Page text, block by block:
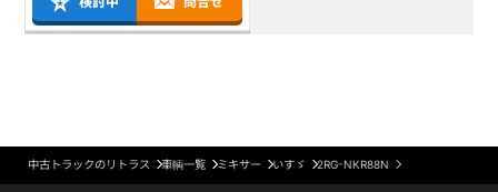
中古トラックのリトラス 車輌一覧 ミキサー いすゞ 2RG-NKR88N